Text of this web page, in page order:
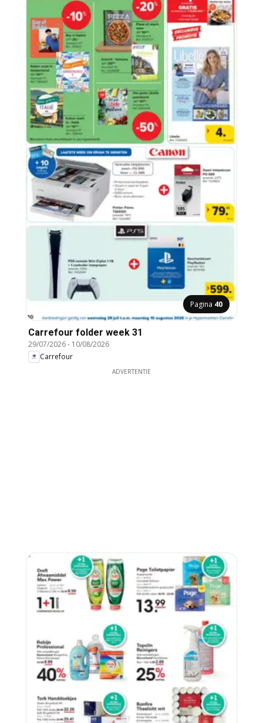
Pagina 40
Carrefour folder week 31
29/07/2026- 10/08/2026
Carrefour
ADVERTENTIE